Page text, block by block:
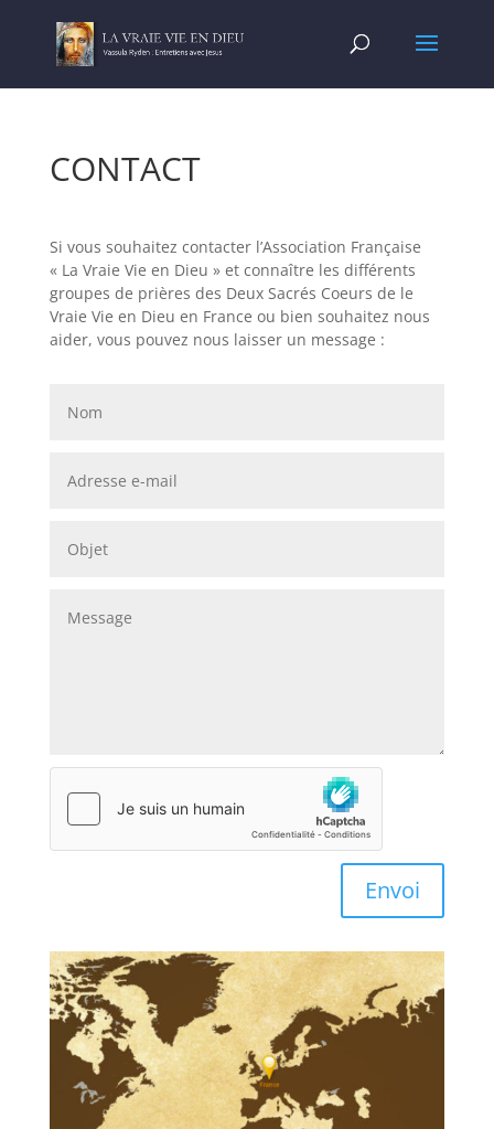
CONTACT
Si vous souhaitez contacter l’Association Française
« La Vraie Vie en Dieu » et connaître les différents
groupes de prières des Deux Sacrés Coeurs de le
Vraie Vie en Dieu en France ou bien souhaitez nous
aider, vous pouvez nous laisser un message :
Envoi